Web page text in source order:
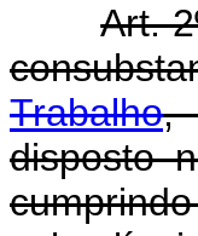
Art.
Trabalho,
disposto